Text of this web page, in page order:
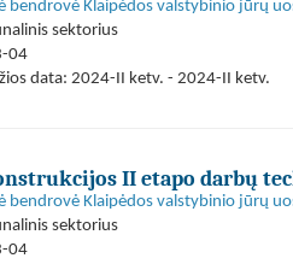
bendrovė Klaipėdos valstybinio jūrų
sektorius
04
data: 2024-II ketv. - 2024-II ketv.
II etapo darbų
bendrovė Klaipėdos valstybinio jūrų
sektorius
04